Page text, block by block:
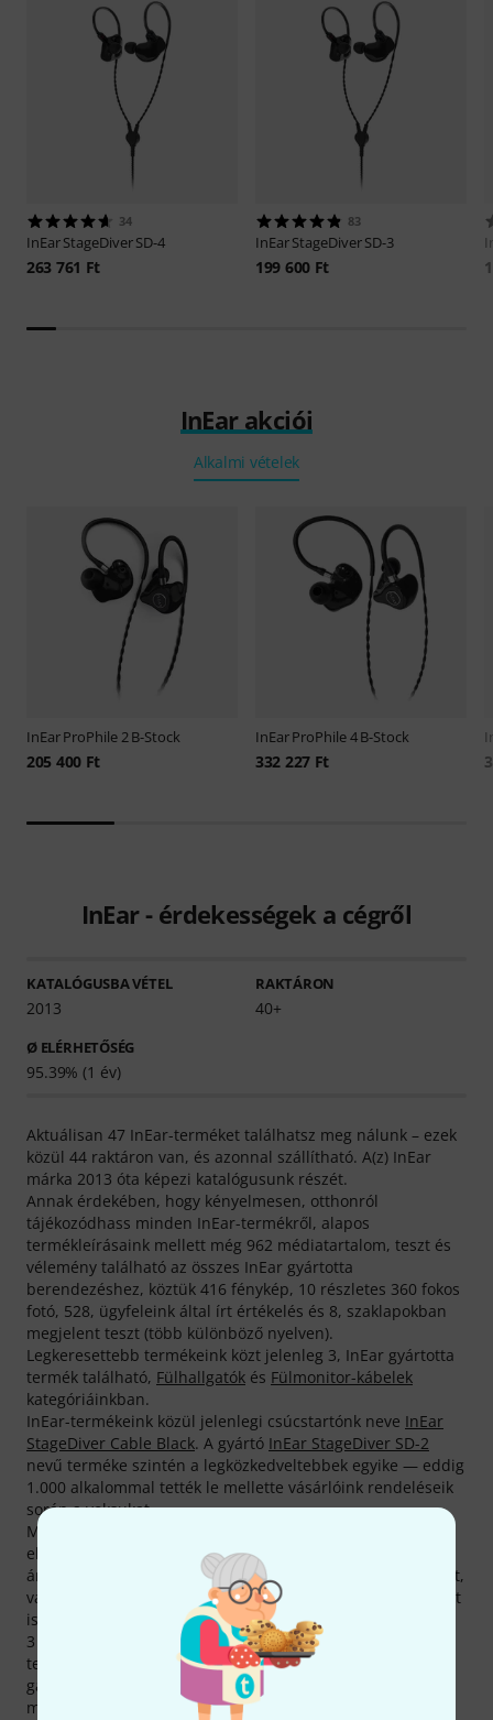
34
InEarStageDiver SD-4
263 761 Ft
83
InEarStageDiver SD-3
199 600 Ft
InEar akciói
Alkalmi vételek
InEarProPhile 2 B-Stock
205 400 Ft
InEarProPhile 4 B-Stock
332 227 Ft
InEar - érdekességek a cégről
KATALÓGUSBA VÉTEL
2013
RAKTÁRON
40+
Ø ELÉRHETŐSÉG
95.39% (1 év)
Aktuálisan 47 InEar-terméket találhatsz meg nálunk – ezek
közül 44 raktáron van, és azonnal szállítható. A(z) InEar
márka 2013 óta képezi katalógusunk részét.
Annak érdekében, hogy kényelmesen, otthonról
tájékozódhass minden InEar-termékről, alapos
termékleírásaink mellett még 962 médiatartalom, teszt és
vélemény található az összes InEar gyártotta
berendezéshez, köztük 416 fénykép, 10 részletes 360 fokos
fotó, 528, ügyfeleink által írt értékelés és 8, szaklapokban
megjelent teszt (több különböző nyelven).
Legkeresettebb termékeink közt jelenleg 3, InEar gyártotta
termék található, Fülhallgatók és Fülmonitor-kábelek
kategóriáinkban.
InEar-termékeink közül jelenlegi csúcstartónk neve InEar
StageDiver Cable Black. A gyártó InEar StageDiver SD-2
nevű terméke szintén a legközkedveltebbek egyike — eddig
1.000 alkalommal tették le mellette vásárlóink rendeléseik
során a voksukat.
Most még olcsóbban tehetsz szert InEar-holmikra! Csak az
elmúlt 90 napban 13 InEar-termék árát sikerült
áramvonalasítanunk. Emellett még számos, szettben kínált,
vagy épp kifogástalan minőségű, de visszaküldött terméket
is szemtelenül olcsón kínálunk.
3 éves Thomann-garanciánk mellett minden InEar -
termékre biztosítunk egy 30 napos pénzvisszafizetési
garanciát is. Komoly szaktudással rendelkező
munkatársaink ezen felül telephelyünkön további